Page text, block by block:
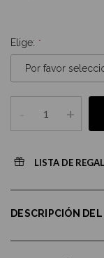
Elige:
- +
LISTA DE
DESCRIPCIÓN